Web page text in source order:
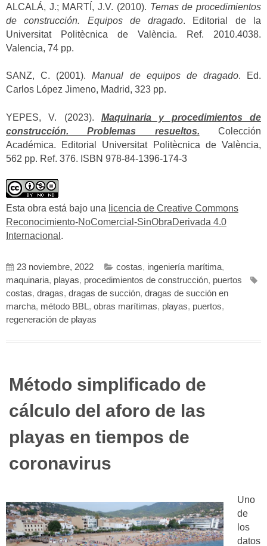
ALCALÁ, J.; MARTÍ, J.V. (2010). Temas de procedimientos
de construcción. Equipos de dragado. Editorial de la
Universitat Politècnica de València. Ref. 2010.4038.
Valencia, 74 pp.
SANZ, C. (2001).Manual de equipos de dragado. Ed.
Carlos López Jimeno, Madrid, 323 pp.
YEPES, V. (2023). Maquinaria y procedimientos de
construcción. Problemas resueltos. Colección
Académica. Editorial Universitat Politècnica de València,
562 pp. Ref. 376. ISBN 978-84-1396-174-3
Esta obra está bajo una licencia de Creative Commons
Reconocimiento-NoComercial-SinObraDerivada 4.0
Internacional .
23 noviembre, 2022 costas, ingeniería marítima,
maquinaria, playas, procedimientos de construcción, puertos
costas, dragas, dragas de succión, dragas de succión en
marcha, método BBL, obras marítimas, playas, puertos,
regeneración de playas
Método simplificado de
cálculo del aforo de las
playas en tiempos de
coronavirus
Uno
de
los
datos